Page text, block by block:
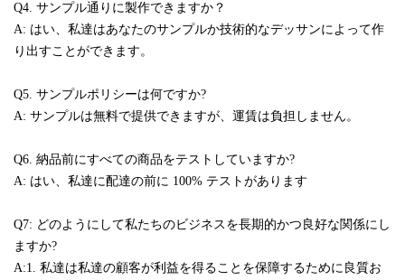
Q4. サンプル通りに製作できますか？
A: はい、私達はあなたのサンプルか技術的なデッサンによって作
り出すことができます。
Q5. サンプルポリシーは何ですか?
A: サンプルは無料で提供できますが、運賃は負担しません。
Q6. 納品前にすべての商品をテストしていますか?
A: はい、私達に配達の前に 100% テストがあります
Q7: どのようにして私たちのビジネスを長期的かつ良好な関係にし
ますか?
A:1. 私達は私達の顧客が利益を得ることを保障するために良質お